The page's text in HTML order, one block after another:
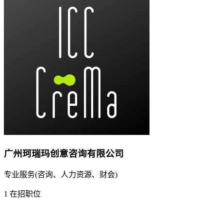
广州珂瑞玛创意咨询有限公司
专业服务(咨询、人力资源、财会)
1 在招职位